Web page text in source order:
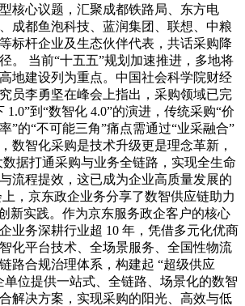
核心议题，汇聚成都铁路局、东方电
成都鱼泡科技、蓝润集团、联想、中粮
标杆企业及生态伙伴代表，共话采购降
。 当前“十五五”规划加速推进，多地将
地建设列为重点。中国社会科学院财经
员李勇坚在峰会上指出，采购领域已完
1.0”到“数智化 4.0”的演进，传统采购“价
”的“不可能三角”痛点需通过“业采融合”
数智化采购是技术升级更是理念革新，
据打通采购与业务全链路，实现全生命
流程提效，这已成为企业高质量发展的
，京东政企业务分享了数智供应链助力
新实践。作为京东服务政企客户的核心
业务深耕行业超 10 年，凭借多元化优商
化平台技术、全场景服务、全国性物流
路合规治理体系，构建起 “超级供应
单位提供一站式、全链路、场景化的数智
解决方案，实现采购的阳光、高效与低